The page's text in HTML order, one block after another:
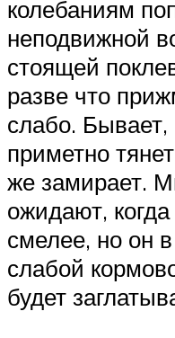
колебаниям
неподвижной
стоящей
разве что
слабо.
приметно
же замирает.
ожидают,
смелее, но он
слабой
будет